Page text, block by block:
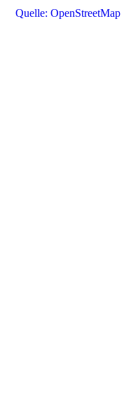
Quelle: OpenStreetMap